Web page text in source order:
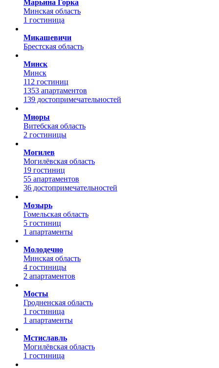
Марьина Горка
Минская область
1 гостиница
Микашевичи
Брестская область
Минск
Минск
112 гостиниц
1353 апартаментов
139 достопримечательностей
Миоры
Витебская область
2 гостиницы
Могилев
Могилёвская область
19 гостиниц
55 апартаментов
36 достопримечательностей
Мозырь
Гомельская область
5 гостиниц
1 апартаменты
Молодечно
Минская область
4 гостиницы
2 апартаментов
Мосты
Гродненская область
1 гостиница
1 апартаменты
Мстиславль
Могилёвская область
1 гостиница